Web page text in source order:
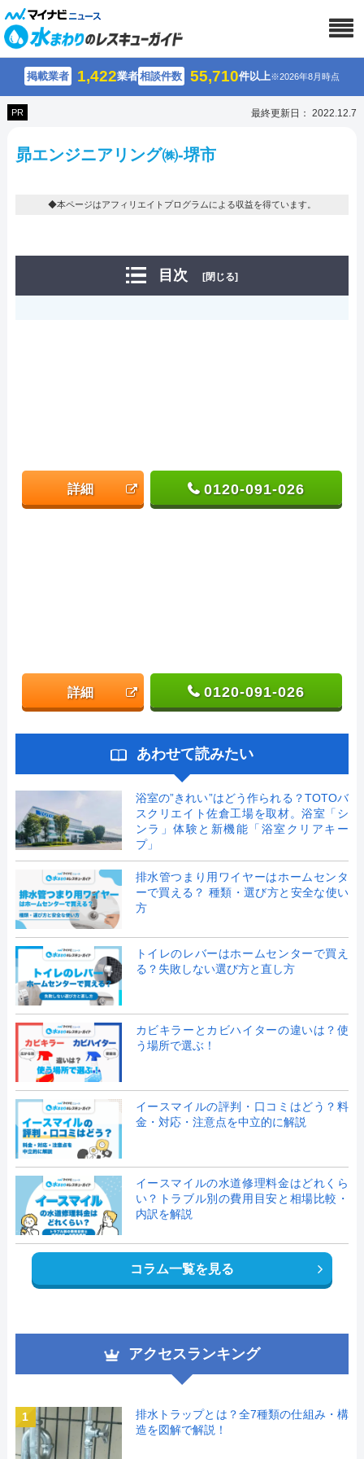
掲載業者 1,422業者相談件数 55,710件以上※2026年8月時点
PR 最終更新日： 2022.12.7
昴エンジニアリング㈱-堺市
◆本ページはアフィリエイトプログラムによる収益を得ています。
目次 [閉じる]
詳細 0120-091-026
詳細 0120-091-026
あわせて読みたい
浴室の”きれい”はどう作られる？TOTOバ
スクリエイト佐倉工場を取材。浴室「シ
ンラ」体験と新機能「浴室クリアキー
プ」
排水管つまり用ワイヤーはホームセンタ
ーで買える？ 種類・選び方と安全な使い
方
トイレのレバーはホームセンターで買え
る？失敗しない選び方と直し方
カビキラーとカビハイターの違いは？使
う場所で選ぶ！
イースマイルの評判・口コミはどう？料
金・対応・注意点を中立的に解説
イースマイルの水道修理料金はどれくら
い？トラブル別の費用目安と相場比較・
内訳を解説
コラム一覧を見る
アクセスランキング
1
排水トラップとは？全7種類の仕組み・構
造を図解で解説！